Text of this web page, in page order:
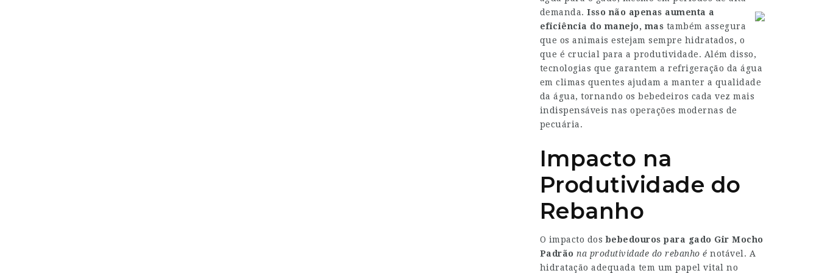
demanda. Isso não apenas aumenta a
eficiência do manejo, mas também assegura
que os animais estejam sempre hidratados, o
que é crucial para a produtividade. Além disso,
tecnologias que garantem a refrigeração da água
em climas quentes ajudam a manter a qualidade
da água, tornando os bebedeiros cada vez mais
indispensáveis nas operações modernas de
pecuária.
Impacto na
Produtividade do
Rebanho
O impacto dosbebedouros para gado Gir Mocho
Padrão na produtividade do rebanho é notável. A
hidratação adequada tem um papel vital no